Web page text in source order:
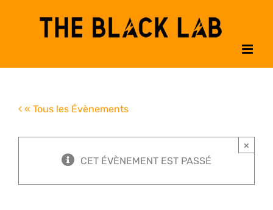
« Tous les Évènements
CET ÉVÈNEMENT EST PASSÉ
×